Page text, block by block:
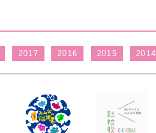
2017 2016 2015 2014